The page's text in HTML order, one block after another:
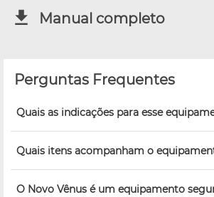
Manual completo
Perguntas Frequentes
Quais as indicações para esse
Quais itens acompanham o
O Novo Vênus é um equipamento